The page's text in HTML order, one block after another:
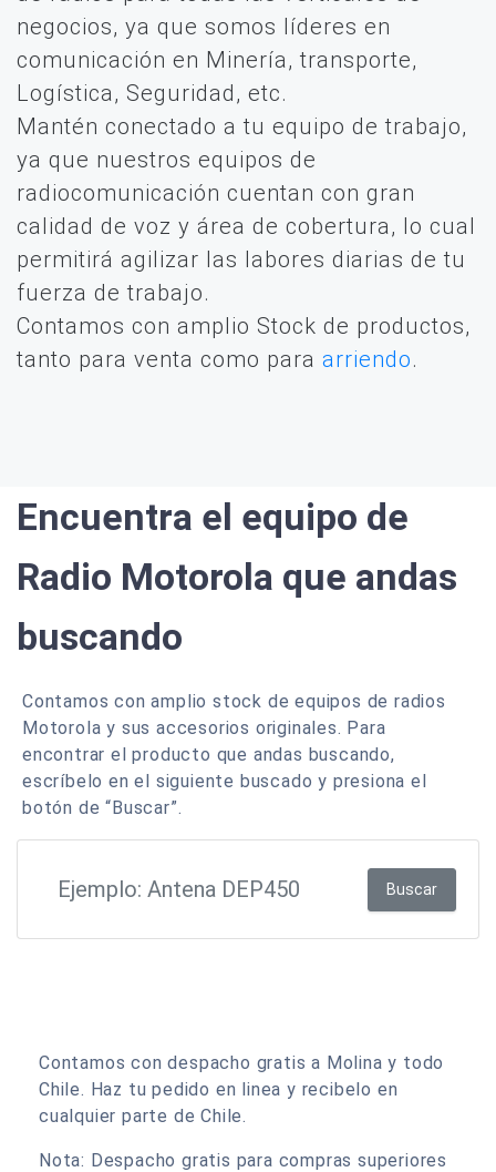
negocios, ya que somos líderes en
comunicación en Minería, transporte,
Logística, Seguridad, etc.
Mantén conectado a tu equipo de trabajo,
ya que nuestros equipos de
radiocomunicación cuentan con gran
calidad de voz y área de cobertura, lo cual
permitirá agilizar las labores diarias de tu
fuerza de trabajo.
Contamos con amplio Stock de productos,
tanto para venta como para arriendo.
Encuentra el equipo de
Radio Motorola que andas
buscando
Contamos con amplio stock de equipos de radios
Motorola y sus accesorios originales. Para
encontrar el producto que andas buscando,
escríbelo en el siguiente buscado y presiona el
botón de “Buscar”.
Buscar
Contamos con despacho gratis a Molina y todo
Chile. Haz tu pedido en linea y recibelo en
cualquier parte de Chile.
Nota: Despacho gratis para compras superiores